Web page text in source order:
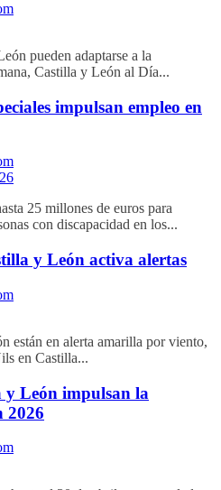
pueden adaptarse a la
Castilla y León al Día...
impulsan empleo en
25 millones de euros para
con discapacidad en los...
y León activa alertas
están en alerta amarilla por viento,
en Castilla...
y León impulsan la
2026